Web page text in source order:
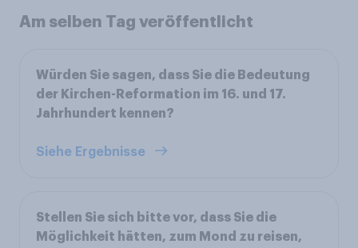
Am selben Tag veröffentlicht
Würden Sie sagen, dass Sie die Bedeutung
der Kirchen-Reformation im 16. und 17.
Jahrhundert kennen?
Siehe Ergebnisse
Stellen Sie sich bitte vor, dass Sie die
Möglichkeit hätten, zum Mond zu reisen,